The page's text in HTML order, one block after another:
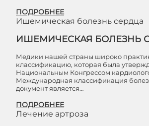
ПОДРОБНЕЕ
Ишемическая болезнь сердца
ИШЕМИЧЕСКАЯ БОЛЕЗНЬ
Медики нашей страны широко
классификацию, которая была
Национальным Конгрессом
Международная классификация
документ является…
ПОДРОБНЕЕ
Лечение артроза